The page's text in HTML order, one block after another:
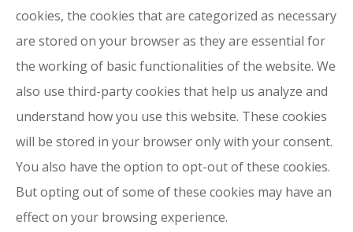
cookies, the cookies that are categorized as necessary
are stored on your browser as they are essential for
the working of basic functionalities of the website. We
also use third-party cookies that help us analyze and
understand how you use this website. These cookies
will be stored in your browser only with your consent.
You also have the option to opt-out of these cookies.
But opting out of some of these cookies may have an
effect on your browsing experience.